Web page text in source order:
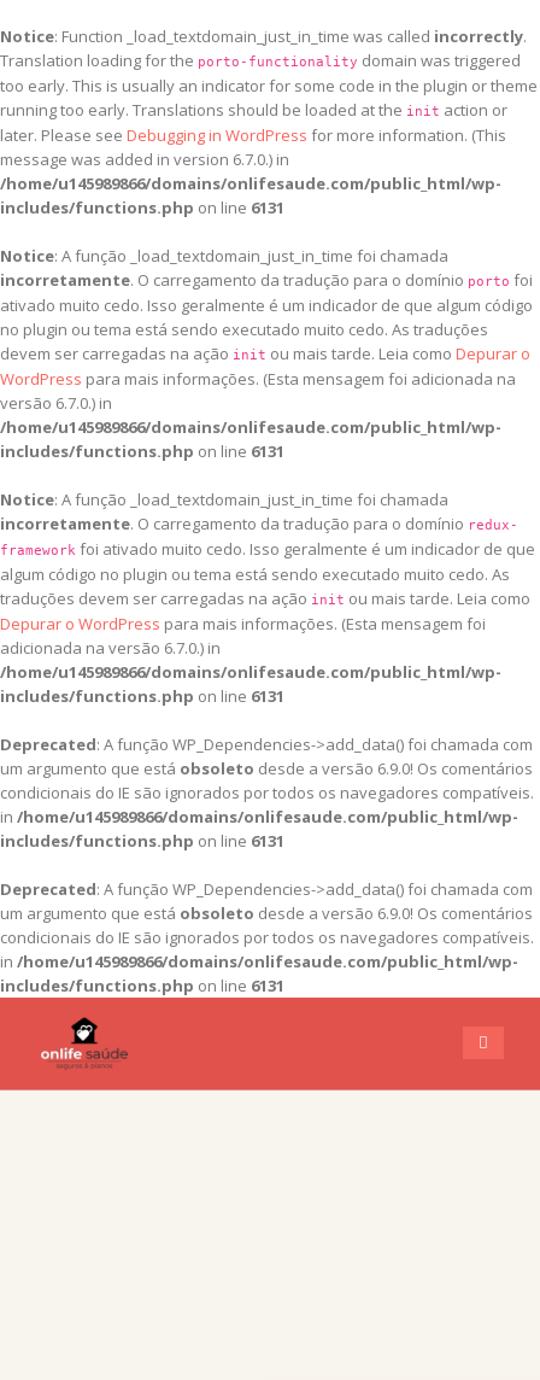
Notice: Function _load_textdomain_just_in_time was called incorrectly.
Translation loading for the porto-functionality domain was triggered
too early. This is usually an indicator for some code in the plugin or theme
running too early. Translations should be loaded at the init action or
later. Please see Debugging in WordPress for more information. (This
message was added in version 6.7.0.) in
/home/u145989866/domains/onlifesaude.com/public_html/wp-
includes/functions.php on line 6131
Notice: A função _load_textdomain_just_in_time foi chamada
incorretamente. O carregamento da tradução para o domínio porto foi
ativado muito cedo. Isso geralmente é um indicador de que algum código
no plugin ou tema está sendo executado muito cedo. As traduções
devem ser carregadas na ação init ou mais tarde. Leia como Depurar o
WordPress para mais informações. (Esta mensagem foi adicionada na
versão 6.7.0.) in
/home/u145989866/domains/onlifesaude.com/public_html/wp-
includes/functions.php on line 6131
Notice: A função _load_textdomain_just_in_time foi chamada
incorretamente. O carregamento da tradução para o domínio redux-
framework foi ativado muito cedo. Isso geralmente é um indicador de que
algum código no plugin ou tema está sendo executado muito cedo. As
traduções devem ser carregadas na ação init ou mais tarde. Leia como
Depurar o WordPress para mais informações. (Esta mensagem foi
adicionada na versão 6.7.0.) in
/home/u145989866/domains/onlifesaude.com/public_html/wp-
includes/functions.php on line 6131
Deprecated: A função WP_Dependencies->add_data() foi chamada com
um argumento que está obsoleto desde a versão 6.9.0! Os comentários
condicionais do IE são ignorados por todos os navegadores compatíveis.
in /home/u145989866/domains/onlifesaude.com/public_html/wp-
includes/functions.php on line 6131
Deprecated: A função WP_Dependencies->add_data() foi chamada com
um argumento que está obsoleto desde a versão 6.9.0! Os comentários
condicionais do IE são ignorados por todos os navegadores compatíveis.
in /home/u145989866/domains/onlifesaude.com/public_html/wp-
includes/functions.php on line 6131